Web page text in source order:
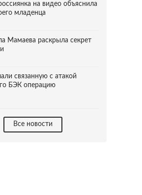
на видео объяснила
младенца
Мамаева раскрыла секрет
связанную с атакой
БЭК операцию
Все новости